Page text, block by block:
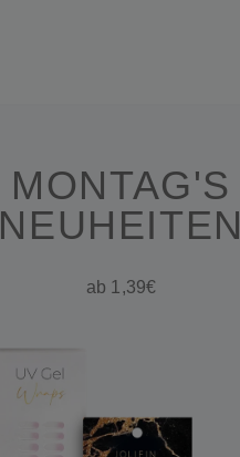
MONTAG'S
NEUHEITEN
ab 1,39€